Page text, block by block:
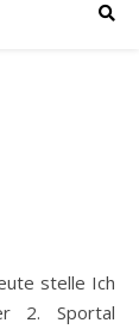
2. Sportal